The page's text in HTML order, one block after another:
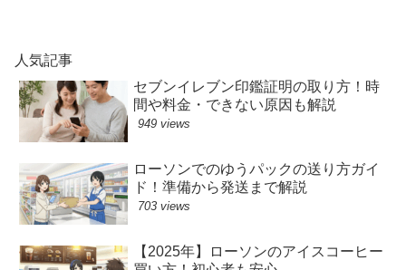
人気記事
セブンイレブン印鑑証明の取り方！時
間や料金・できない原因も解説
949 views
ローソンでのゆうパックの送り方ガイ
ド！準備から発送まで解説
703 views
【2025年】ローソンのアイスコーヒー